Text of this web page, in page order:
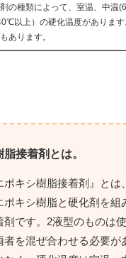
の種類によって、室温、中
以上）の硬化温度がありま
あります。
接着剤とは。
ポキシ樹脂接着剤』とは
ポキシ樹脂と硬化剤を組
剤です。2液型のものは
者を混ぜ合わせる必要が